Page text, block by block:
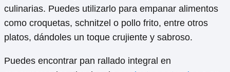
culinarias. Puedes utilizarlo para empanar alimentos
como croquetas, schnitzel o pollo frito, entre otros
platos, dándoles un toque crujiente y sabroso.
Puedes encontrar pan rallado integral en